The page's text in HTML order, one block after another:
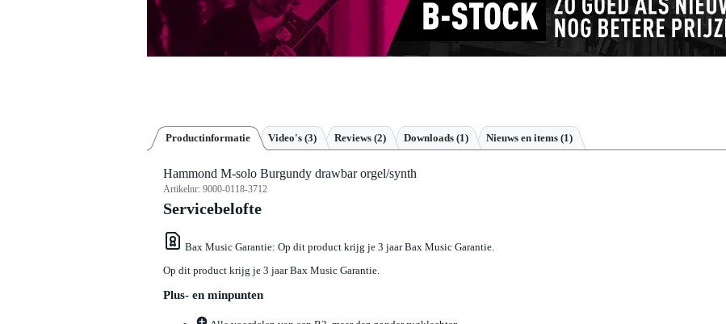
Productinformatie Video's (3) Reviews (2) Downloads (1) Nieuws en items (1)
Hammond M-solo Burgundy drawbar orgel/synth
Artikelnr: 9000-0118-3712
Servicebelofte
Bax Music Garantie: Op dit product krijg je 3 jaar Bax Music Garantie.
Op dit product krijg je 3 jaar Bax Music Garantie.
Plus- en minpunten